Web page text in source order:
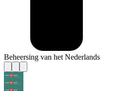
Beheersing van het Nederlands